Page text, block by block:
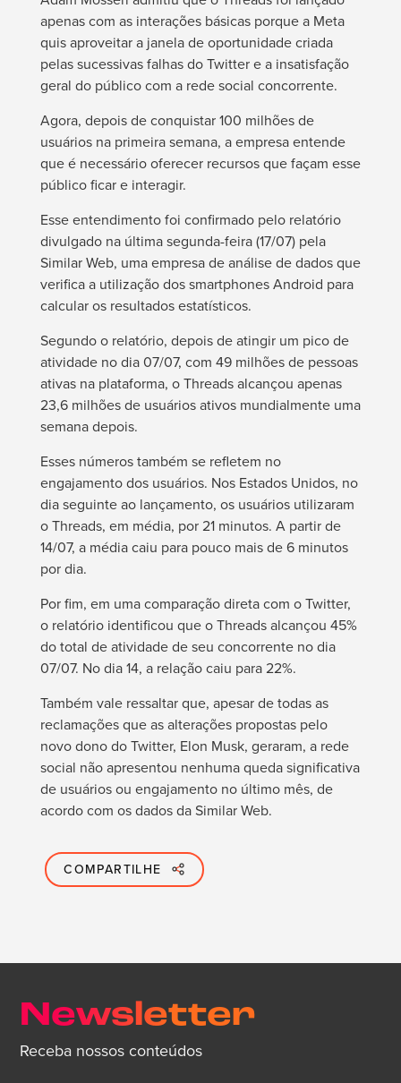
apenas com as interações básicas porque a Meta
quis aproveitar a janela de oportunidade criada
pelas sucessivas falhas do Twitter e a insatisfação
geral do público com a rede social concorrente.
Agora, depois de conquistar 100 milhões de
usuários na primeira semana, a empresa entende
que é necessário oferecer recursos que façam esse
público ficar e interagir.
Esse entendimento foi confirmado pelo relatório
divulgado na última segunda-feira (17/07) pela
Similar Web, uma empresa de análise de dados que
verifica a utilização dos smartphones Android para
calcular os resultados estatísticos.
Segundo o relatório, depois de atingir um pico de
atividade no dia 07/07, com 49 milhões de pessoas
ativas na plataforma, o Threads alcançou apenas
23,6 milhões de usuários ativos mundialmente uma
semana depois.
Esses números também se refletem no
engajamento dos usuários. Nos Estados Unidos, no
dia seguinte ao lançamento, os usuários utilizaram
o Threads, em média, por 21 minutos. A partir de
14/07, a média caiu para pouco mais de 6 minutos
por dia.
Por fim, em uma comparação direta com o Twitter,
o relatório identificou que o Threads alcançou 45%
do total de atividade de seu concorrente no dia
07/07. No dia 14, a relação caiu para 22%.
Também vale ressaltar que, apesar de todas as
reclamações que as alterações propostas pelo
novo dono do Twitter, Elon Musk, geraram, a rede
social não apresentou nenhuma queda significativa
de usuários ou engajamento no último mês, de
acordo com os dados da Similar Web.
COMPARTILHE
Newsletter
Receba nossos conteúdos